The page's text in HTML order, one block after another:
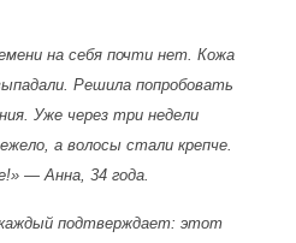
на себя почти нет. Кожа
Решила попробовать
Уже через три недели
а волосы стали крепче.
— Анна, 34 года.
подтверждает: этот